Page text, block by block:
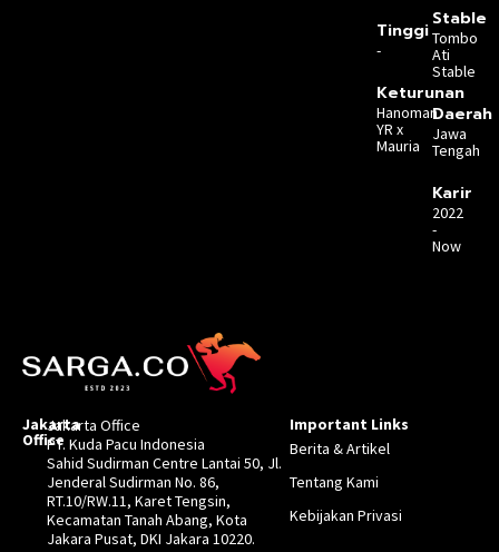
Tinggi
-
Keturunan
Hanoman
YR x
Mauria
Stable
Tombo
Ati
Stable
Daerah
Jawa
Tengah
Karir
2022
-
Now
Jakarta
Office
Jakarta Office
PT. Kuda Pacu Indonesia
Sahid Sudirman Centre Lantai 50, Jl.
Jenderal Sudirman No. 86,
RT.10/RW.11, Karet Tengsin,
Kecamatan Tanah Abang, Kota
Jakara Pusat, DKI Jakara 10220.
Important Links
Berita & Artikel
Tentang Kami
Kebijakan Privasi